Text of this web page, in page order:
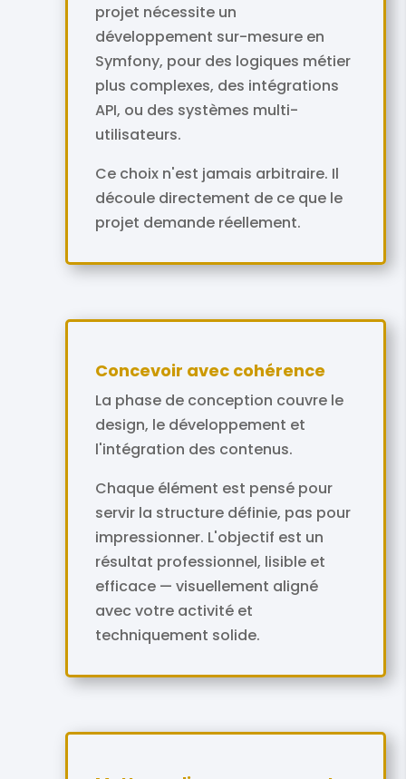
projet nécessite un
développement sur-mesure en
Symfony, pour des logiques métier
plus complexes, des intégrations
API, ou des systèmes multi-
utilisateurs.
Ce choix n'est jamais arbitraire. Il
découle directement de ce que le
projet demande réellement.
Concevoir avec cohérence
La phase de conception couvre le
design, le développement et
l'intégration des contenus.
Chaque élément est pensé pour
servir la structure définie, pas pour
impressionner. L'objectif est un
résultat professionnel, lisible et
efficace — visuellement aligné
avec votre activité et
techniquement solide.